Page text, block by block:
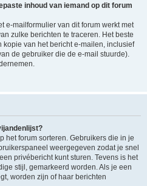
inhoud van iemand op dit forum
e-mailformulier van dit forum werkt met
zulke berichten te traceren. Het beste
van het bericht e-mailen, inclusief
de gebruiker die de e-mail stuurde).
het forum sorteren. Gebruikers die in je
weergegeven zodat je snel
privébericht kunt sturen. Tevens is het
stijl, gemarkeerd worden. Als je een
worden zijn of haar berichten